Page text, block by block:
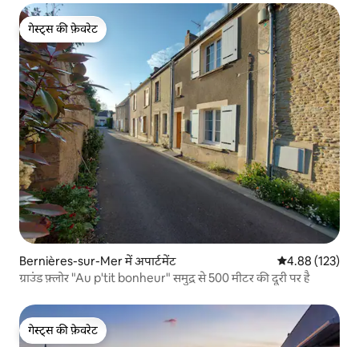
गेस्ट्स की फ़ेवरेट
गेस्ट्स की फ़ेवरेट
Bernières-sur-Mer में अपार्टमेंट औसत रेटिंग 5 में से
4.88 (123)
ग्राउंड फ़्लोर "Au p'tit bonheur" समुद्र से 500 मीटर की दूरी पर है
गेस्ट्स की फ़ेवरेट
गेस्ट्स की फ़ेवरेट